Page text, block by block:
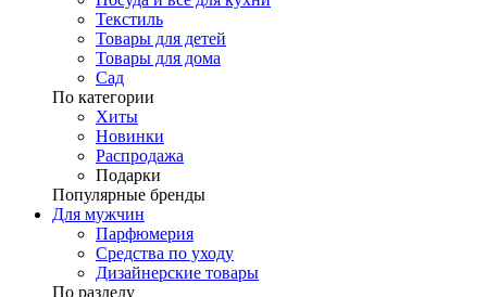
Текстиль
Товары для детей
Товары для дома
Сад
По категории
Хиты
Новинки
Распродажа
Подарки
Популярные бренды
Для мужчин
Парфюмерия
Средства по уходу
Дизайнерские товары
По разделу